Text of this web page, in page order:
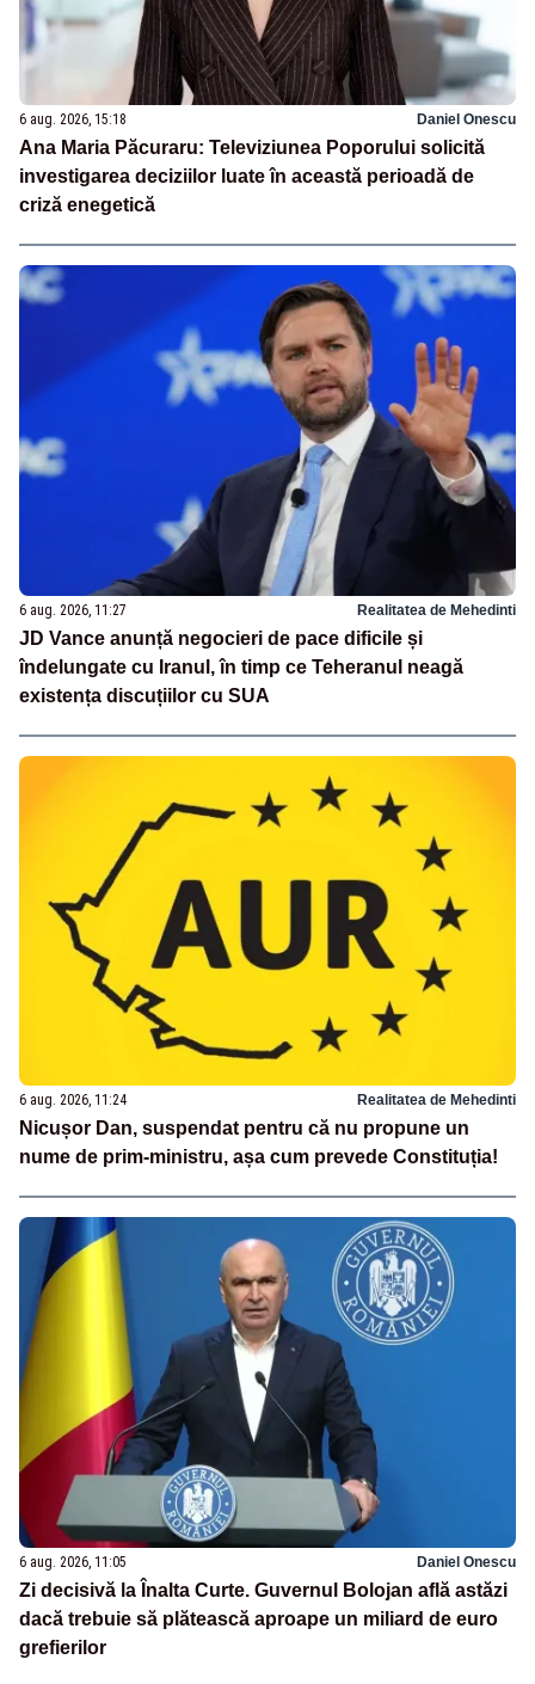
6 aug. 2026, 15:18 Daniel Onescu
Ana Maria Păcuraru: Televiziunea Poporului solicită
investigarea deciziilor luate în această perioadă de
criză enegetică
6 aug. 2026, 11:27 Realitatea de Mehedinti
JD Vance anunță negocieri de pace dificile și
îndelungate cu Iranul, în timp ce Teheranul neagă
existența discuțiilor cu SUA
6 aug. 2026, 11:24 Realitatea de Mehedinti
Nicușor Dan, suspendat pentru că nu propune un
nume de prim-ministru, așa cum prevede Constituția!
6 aug. 2026, 11:05 Daniel Onescu
Zi decisivă la Înalta Curte. Guvernul Bolojan află astăzi
dacă trebuie să plătească aproape un miliard de euro
grefierilor